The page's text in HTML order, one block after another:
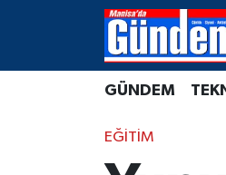
GÜNDEM
EĞİTİM
Manisa Hava Durumu
Süper Lig Puan Durumu